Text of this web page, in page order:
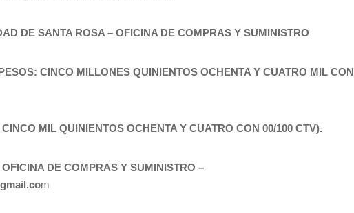
DE SANTA ROSA – OFICINA DE COMPRAS Y SUMINISTRO
CINCO MILLONES QUINIENTOS OCHENTA Y CUATRO MIL CON
MIL QUINIENTOS OCHENTA Y CUATRO CON 00/100 CTV).
DE COMPRAS Y SUMINISTRO –
m